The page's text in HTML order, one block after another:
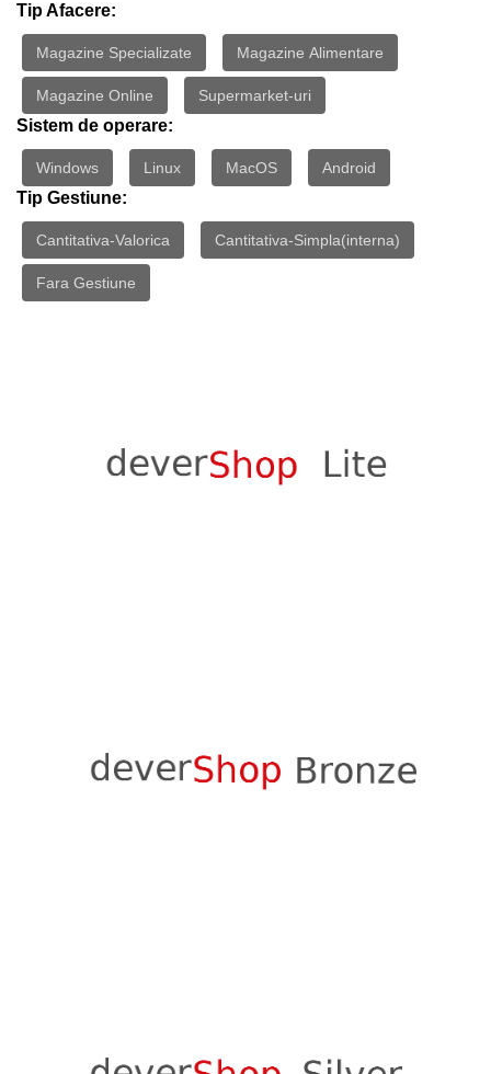
Tip Afacere:
Magazine Specializate Magazine Alimentare
Magazine Online Supermarket-uri
Sistem de operare:
Windows Linux MacOS Android
Tip Gestiune:
Cantitativa-Valorica Cantitativa-Simpla(interna)
Fara Gestiune